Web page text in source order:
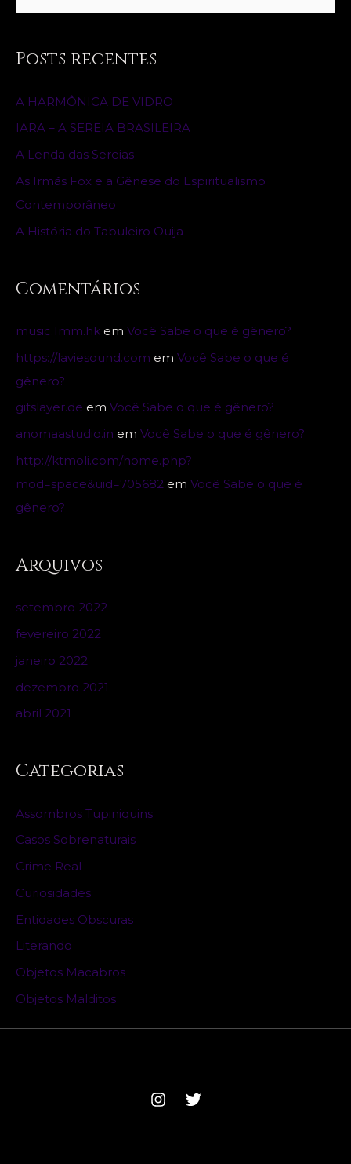
r
h
f
o
Posts recentes
A HARMÔNICA DE VIDRO
IARA – A SEREIA BRASILEIRA
A Lenda das Sereias
As Irmãs Fox e a Gênese do Espiritualismo
Contemporâneo
A História do Tabuleiro Ouija
Comentários
music.1mm.hk em Você Sabe o que é gênero?
https://laviesound.com em Você Sabe o que é
gênero?
gitslayer.de em Você Sabe o que é gênero?
anomaastudio.in em Você Sabe o que é gênero?
http://ktmoli.com/home.php?
mod=space&uid=705682 em Você Sabe o que é
gênero?
Arquivos
setembro 2022
fevereiro 2022
janeiro 2022
dezembro 2021
abril 2021
Categorias
Assombros Tupiniquins
Casos Sobrenaturais
Crime Real
Curiosidades
Entidades Obscuras
Literando
Objetos Macabros
Objetos Malditos